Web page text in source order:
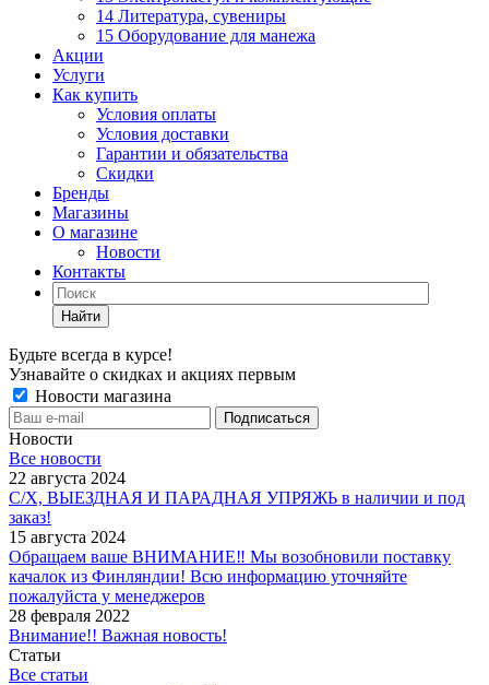
14 Литература, сувениры
15 Оборудование для манежа
Акции
Услуги
Как купить
Условия оплаты
Условия доставки
Гарантии и обязательства
Скидки
Бренды
Магазины
О магазине
Новости
Контакты
Найти
Будьте всегда в курсе!
Узнавайте о скидках и акциях первым
Новости магазина
Новости
Все новости
22 августа 2024
С/Х, ВЫЕЗДНАЯ И ПАРАДНАЯ УПРЯЖЬ в наличии и под
заказ!
15 августа 2024
Обращаем ваше ВНИМАНИЕ‼ Мы возобновили поставку
качалок из Финляндии! Всю информацию уточняйте
пожалуйста у менеджеров
28 февраля 2022
Внимание!! Важная новость!
Статьи
Все статьи